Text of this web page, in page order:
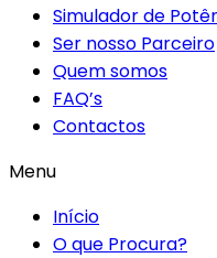
Simulador de
Ser nosso Parceiro
Quem somos
FAQ’s
Contactos
Menu
Início
O que Procura?